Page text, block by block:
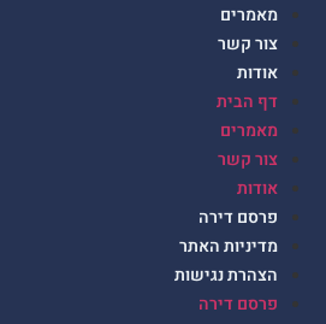
מאמרים
צור קשר
אודות
דף הבית
מאמרים
צור קשר
אודות
פרסם דירה
מדיניות האתר
הצהרת נגישות
פרסם דירה